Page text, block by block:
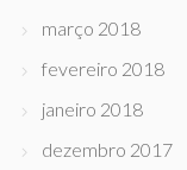
março 2018
fevereiro 2018
janeiro 2018
dezembro 2017